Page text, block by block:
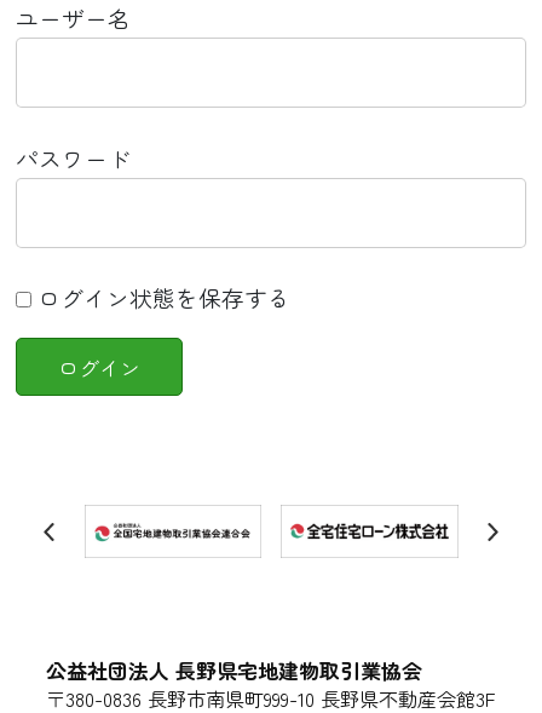
ユーザー名
パスワード
ログイン状態を保存する
公益社団法人 長野県宅地建物取引業協会
〒380-0836 長野市南県町999-10 長野県不動産会館3F